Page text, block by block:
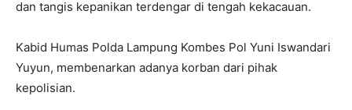
dan tangis kepanikan terdengar di tengah kekacauan.
Kabid Humas Polda Lampung Kombes Pol Yuni Iswandari
Yuyun, membenarkan adanya korban dari pihak
kepolisian.